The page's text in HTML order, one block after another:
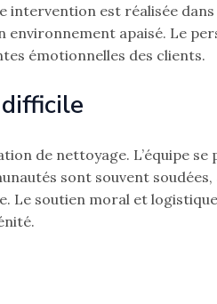
intervention est réalisée
environnement apaisé. Le
émotionnelles des clients.
de nettoyage. L’équipe
sont souvent soudées,
Le soutien moral et